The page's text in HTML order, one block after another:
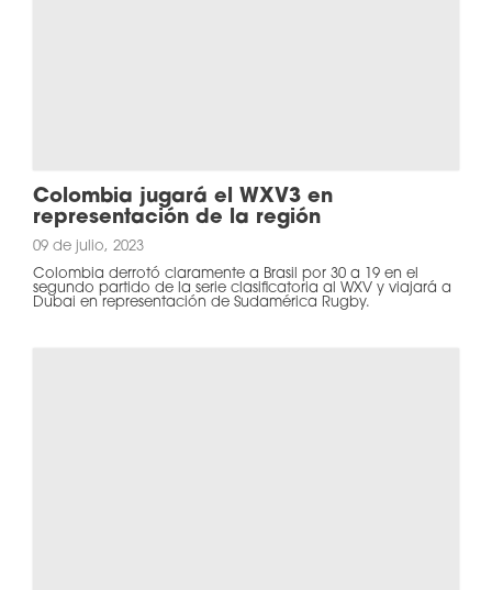
Colombia jugará el WXV3 en
representación de la región
09 de julio, 2023
Colombia derrotó claramente a Brasil por 30 a 19 en el
segundo partido de la serie clasificatoria al WXV y viajará a
Dubai en representación de Sudamérica Rugby.